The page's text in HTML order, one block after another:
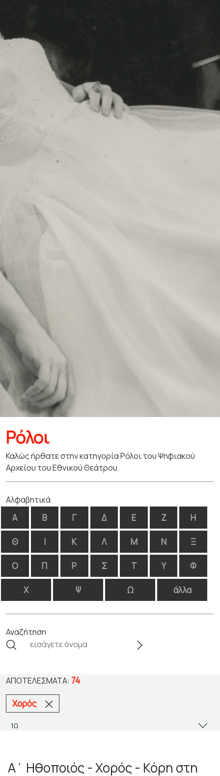
Ρόλοι
Καλώς ήρθατε στην κατηγορία Ρόλοι του Ψηφιακού
Αρχείου του Εθνικού Θεάτρου.
Αλφαβητικά
Α Β Γ Δ Ε Ζ Η
Θ Ι Κ Λ Μ Ν Ξ
Ο Π Ρ Σ Τ Υ Φ
Χ Ψ Ω άλλα
Αναζήτηση
ΑΠΟΤΕΛΈΣΜΑΤΑ: 74
Χορός
Α΄ Ηθοποιός - Χορός - Κόρη στη